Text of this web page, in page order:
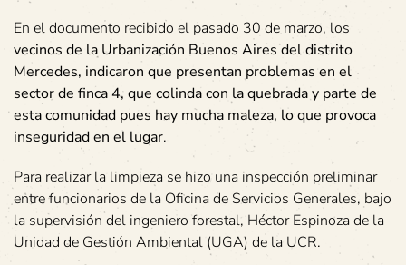
En el documento recibido el pasado 30 de marzo, los
vecinos de la Urbanización Buenos Aires del distrito
Mercedes, indicaron que presentan problemas en el
sector de finca 4, que colinda con la quebrada y parte de
esta comunidad pues hay mucha maleza, lo que provoca
inseguridad en el lugar.
Para realizar la limpieza se hizo una inspección preliminar
entre funcionarios de la Oficina de Servicios Generales, bajo
la supervisión del ingeniero forestal, Héctor Espinoza de la
Unidad de Gestión Ambiental (UGA) de la UCR.